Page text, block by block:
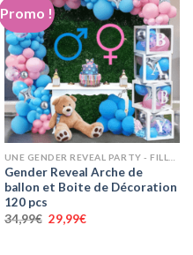
Promo !
UNE GENDER REVEAL PARTY - FILLE OU GARÇON ? ANNONCEZ LE SEXE
Gender Reveal Arche de
ballon et Boite de Décoration
120 pcs
34,99€ Le
prix
29,99€Le